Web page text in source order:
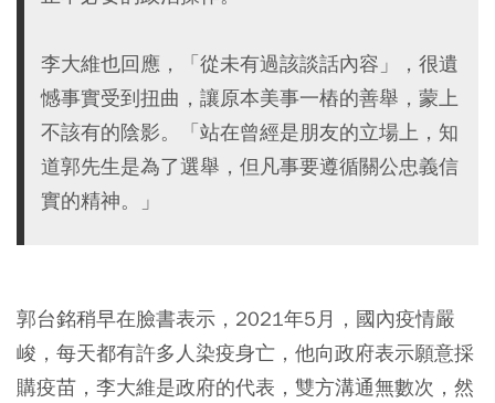
李大維也回應，「從未有過該談話內容」，很遺
憾事實受到扭曲，讓原本美事一樁的善舉，蒙上
不該有的陰影。「站在曾經是朋友的立場上，知
道郭先生是為了選舉，但凡事要遵循關公忠義信
實的精神。」
郭台銘稍早在臉書表示，2021年5月，國內疫情嚴
峻，每天都有許多人染疫身亡，他向政府表示願意採
購疫苗，李大維是政府的代表，雙方溝通無數次，然